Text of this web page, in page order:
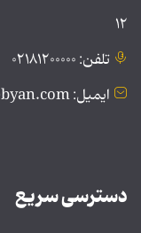
۱۲
تلفن: ۰۲۱۸۱۲۰۰۰۰۰
ایمیل: public@tebyan.com
دسترسی سریع